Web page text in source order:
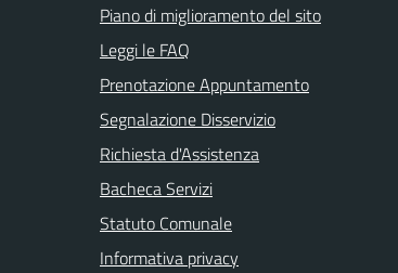
Piano di miglioramento del sito
Leggi le FAQ
Prenotazione Appuntamento
Segnalazione Disservizio
Richiesta d'Assistenza
Bacheca Servizi
Statuto Comunale
Informativa privacy